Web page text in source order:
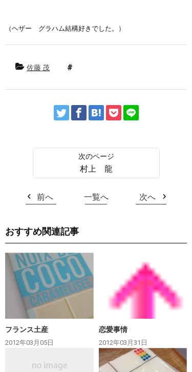
（ヘザー グラハム結構好きでした。）
佐藤 茂
村上 龍
前へ 一覧へ 次へ
おすすめ関連記事
フランス土産
2012年03月05日
恋愛事情
2012年03月31日